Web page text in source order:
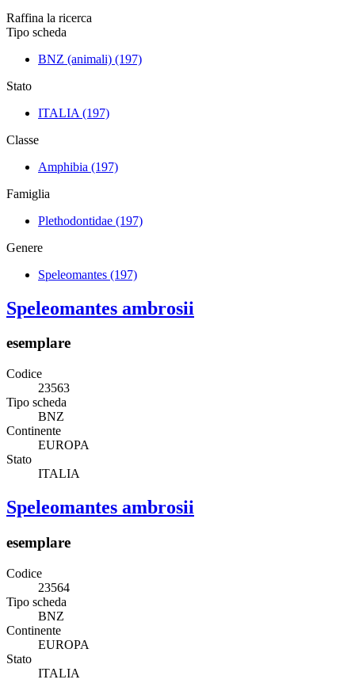
Raffina la ricerca
Tipo scheda
BNZ (animali) (197)
Stato
ITALIA (197)
Classe
Amphibia (197)
Famiglia
Plethodontidae (197)
Genere
Speleomantes (197)
Speleomantes ambrosii
esemplare
Codice
23563
Tipo scheda
BNZ
Continente
EUROPA
Stato
ITALIA
Speleomantes ambrosii
esemplare
Codice
23564
Tipo scheda
BNZ
Continente
EUROPA
Stato
ITALIA